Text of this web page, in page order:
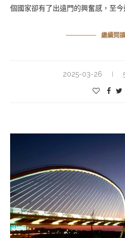
個國家卻有了出遠門的興奮感，至今
繼續閱讀
2025-03-26